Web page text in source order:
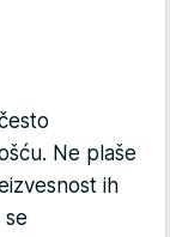
Ne plaše
ih
se